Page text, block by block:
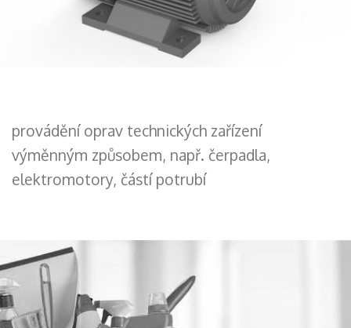
provádění oprav technických zařízení
výměnným způsobem, např. čerpadla,
elektromotory, částí potrubí